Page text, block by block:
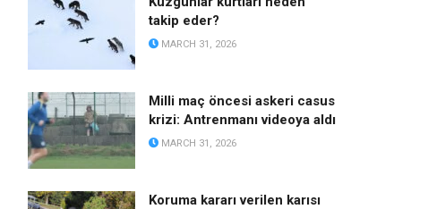
takip eder?
MARCH 31, 2026
Milli maç öncesi askeri casus
krizi: Antrenmanı videoya aldı
MARCH 31, 2026
Koruma kararı verilen karısı